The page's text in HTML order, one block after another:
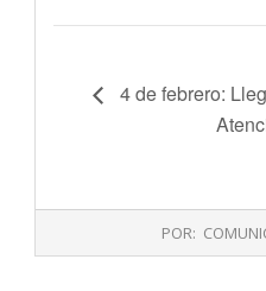
4 de febrero:
POR: